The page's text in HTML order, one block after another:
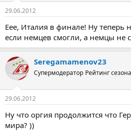
29.06.2012
Еее, Италия в финале! Ну теперь
если немцев смогли, а немцы не
Seregamamenov23
Супермодератор Рейтинг
29.06.2012
Ну что оргия продолжится что
мира? ))